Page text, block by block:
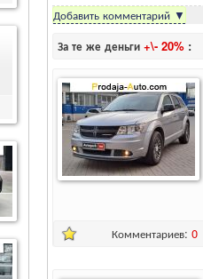
Добавить комментарий ▼
За те же деньги +\- 20% :
Комментариев: 0